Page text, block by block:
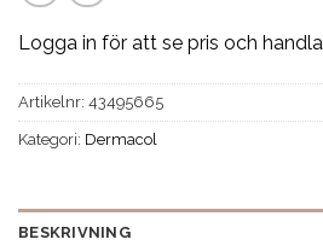
Logga in för att se pris och handla
Artikelnr: 43495665
Kategori: Dermacol
BESKRIVNING